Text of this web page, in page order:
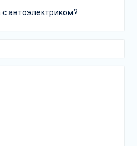
автоэлектриком?